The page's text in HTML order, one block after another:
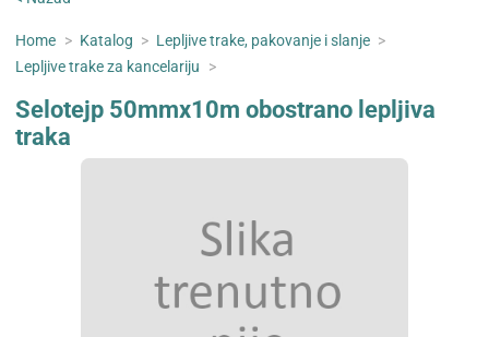
Home > Katalog > Lepljive trake, pakovanje i slanje >
Lepljive trake za kancelariju >
Selotejp 50mmx10m obostrano lepljiva
traka